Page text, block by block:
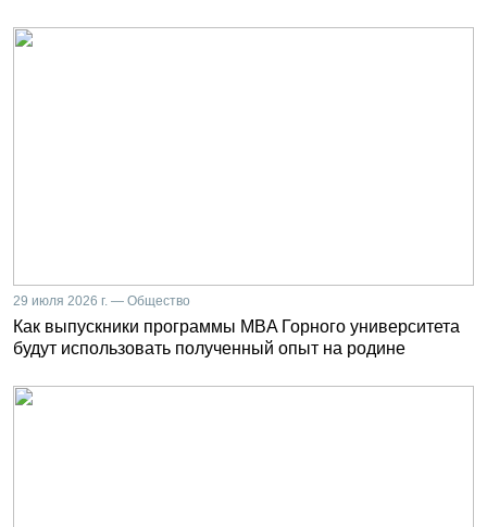
29 июля 2026 г. — Общество
Как выпускники программы MBA Горного университета
будут использовать полученный опыт на родине